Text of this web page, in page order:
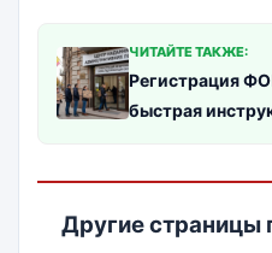
ЧИТАЙТЕ ТАКЖЕ:
Регистрация
быстрая
Другие страницы